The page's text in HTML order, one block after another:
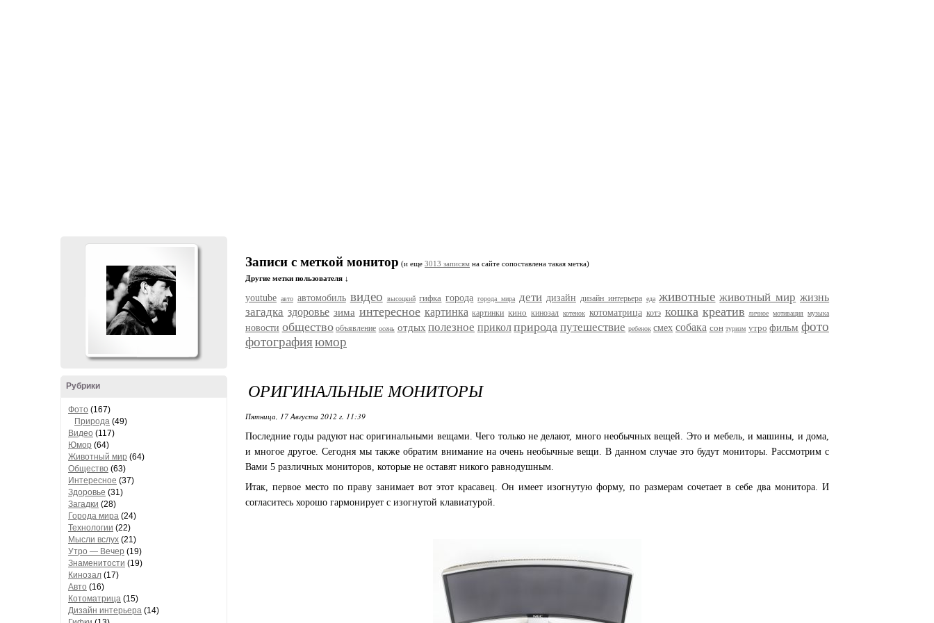
Рубрики
Фото (167)
Природа (49)
Видео (117)
Юмор (64)
Животный мир (64)
Общество (63)
Интересное (37)
Здоровье (31)
Загадки (28)
Города мира (24)
Технологии (22)
Мысли вслух (21)
Утро — Вечер (19)
Знаменитости (19)
Кинозал (17)
Авто (16)
Котоматрица (15)
Дизайн интерьера (14)
Записи с меткой монитор (и еще 3013 записям на сайте сопоставлена такая метка)
Другие метки пользователя ↓
youtube авто автомобиль видео высоцкий гифка города города мира дети дизайн дизайн интерьера еда животные животный мир жизнь
загадка здоровье зима интересное картинка картинки кино кинозал котенок котоматрица котэ кошка креатив личное мотивация музыка
новости общество объявление осень отдых полезное прикол природа путешествие ребенок смех собака сон туризм утро фильм фото
фотографияюмор
ОРИГИНАЛЬНЫЕ МОНИТОРЫ
Пятница, 17 Августа 2012 г. 11:39
Последние годы радуют нас оригинальными вещами. Чего только не делают, много необычных вещей. Это и мебель, и машины, и дома,
и многое другое. Сегодня мы также обратим внимание на очень необычные вещи. В данном случае это будут мониторы. Рассмотрим с
Вами 5 различных мониторов, которые не оставят никого равнодушным.
Итак, первое место по праву занимает вот этот красавец. Он имеет изогнутую форму, по размерам сочетает в себе два монитора. И
согласитесь хорошо гармонирует с изогнутой клавиатурой.